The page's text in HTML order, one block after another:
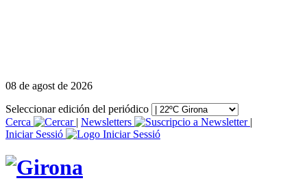
08 de agost de 2026
Seleccionar edición del periódico
Cerca
| Newsletters
|
Iniciar Sessió